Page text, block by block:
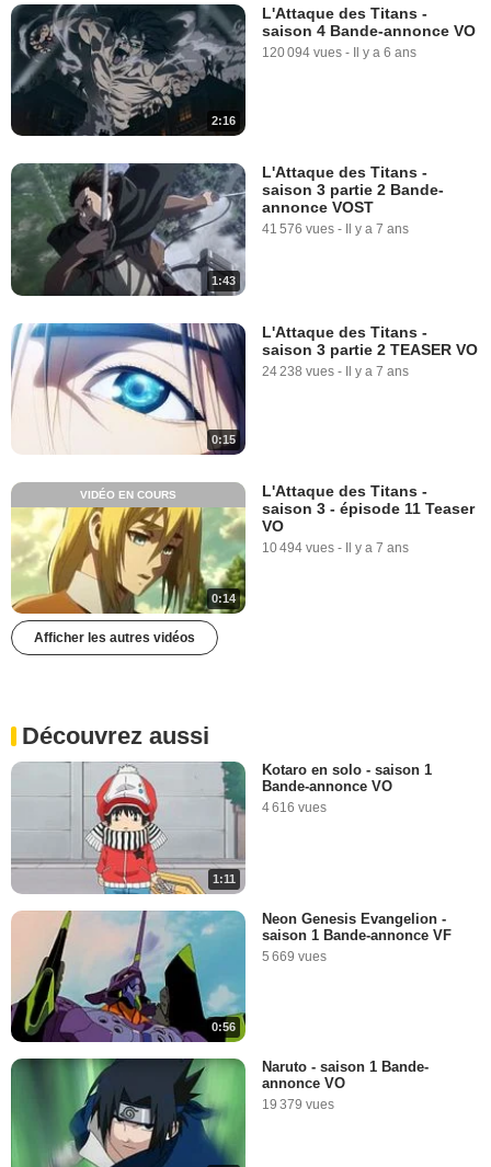
2:16
L'Attaque des Titans -
saison 4 Bande-annonce VO
120 094 vues - Il y a 6 ans
1:43
L'Attaque des Titans -
saison 3 partie 2 Bande-
annonce VOST
41 576 vues - Il y a 7 ans
0:15
L'Attaque des Titans -
saison 3 partie 2 TEASER VO
24 238 vues - Il y a 7 ans
0:14
VIDÉO EN COURS
L'Attaque des Titans -
saison 3 - épisode 11 Teaser
VO
10 494 vues - Il y a 7 ans
Afficher les autres vidéos
Découvrez aussi
1:11
Kotaro en solo - saison 1
Bande-annonce VO
4 616 vues
0:56
Neon Genesis Evangelion -
saison 1 Bande-annonce VF
5 669 vues
Naruto - saison 1 Bande-
annonce VO
19 379 vues